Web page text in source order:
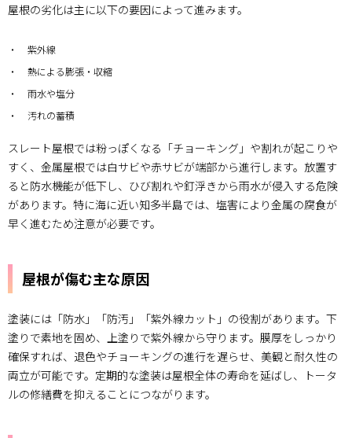
傷む主
な原因
1.2.
塗装の
効果
1.3.
知多市
とタイ
ミング
の目
の見
方
2.1.
総額の
だいた
屋根の劣化は主に以下の要因によって進みます。
紫外線
熱による膨張・収縮
雨水や塩分
汚れの蓄積
スレート屋根では粉っぽくなる「チョーキング」や割れが起こりや
すく、金属屋根では白サビや赤サビが端部から進行します。放置す
ると防水機能が低下し、ひび割れや釘浮きから雨水が侵入する危険
があります。特に海に近い知多半島では、塩害により金属の腐食が
早く進むため注意が必要です。
屋根が傷む主な原因
塗装には「防水」「防汚」「紫外線カット」の役割があります。下
塗りで素地を固め、上塗りで紫外線から守ります。膜厚をしっかり
確保すれば、退色やチョーキングの進行を遅らせ、美観と耐久性の
両立が可能です。定期的な塗装は屋根全体の寿命を延ばし、トータ
ルの修繕費を抑えることにつながります。